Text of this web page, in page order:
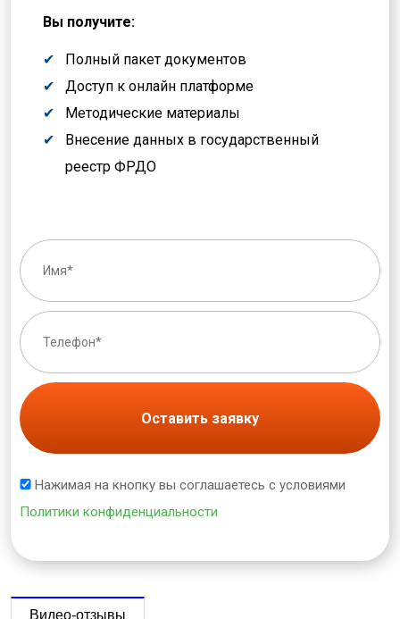
Вы получите:
Полный пакет документов
Доступ к онлайн платформе
Методические материалы
Внесение данных в государственный
реестр ФРДО
Оставить заявку
Нажимая на кнопку вы соглашаетесь с условиями
Политики конфиденциальности
Видео-отзывы